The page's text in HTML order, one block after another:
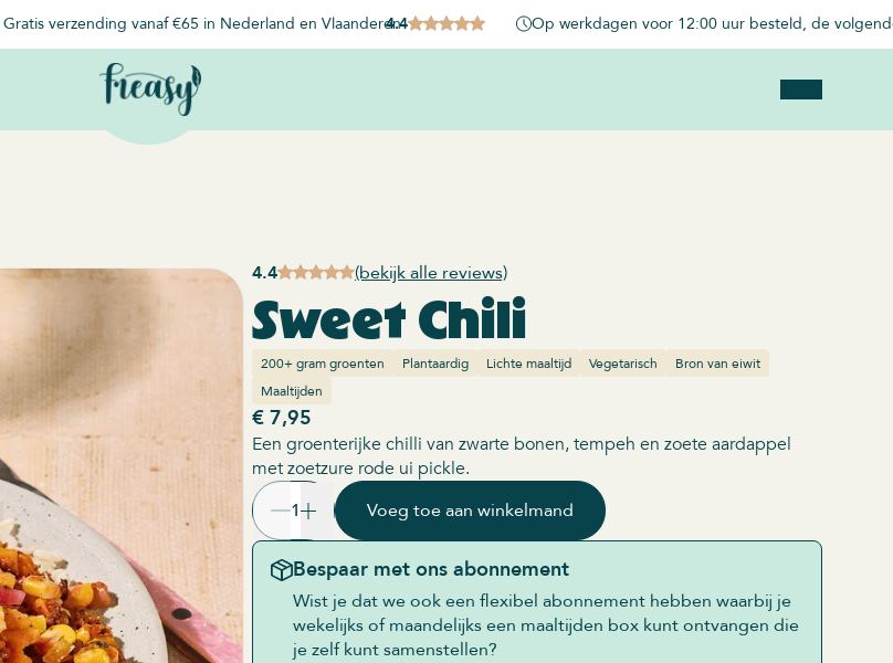
Gratis verzending vanaf €65 in Nederland en Vlaanderen
4.4 Op werkdagen voor 12:00 uur besteld, de
4.4 (bekijk alle reviews)
Sweet Chili
200+ gram groenten Plantaardig Lichte maaltijd Vegetarisch
Bron van eiwit
Maaltijden
€ 7,95
Een groenterijke chilli van zwarte bonen, tempeh en zoete aardappel
met zoetzure rode ui pickle.
1
Voeg toe aan winkelmand
Bespaar met ons abonnement
Wist je dat we ook een flexibel abonnement hebben waarbij je
wekelijks of maandelijks een maaltijden box kunt ontvangen die
je zelf kunt samenstellen?